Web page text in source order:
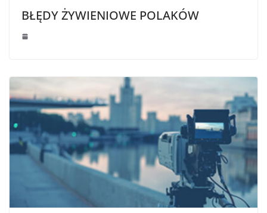
BŁĘDY ŻYWIENIOWE POLAKÓW